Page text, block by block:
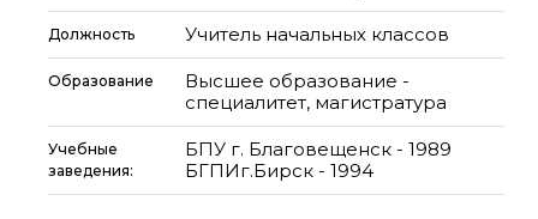
Должность Учитель начальных классов
Образование
Высшее образование -
специалитет, магистратура
Учебные
заведения:
БПУ г. Благовещенск - 1989
БГПИг.Бирск - 1994